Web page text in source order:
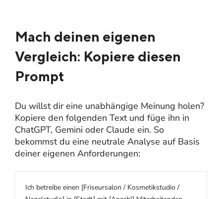
Mach deinen eigenen
Vergleich: Kopiere diesen
Prompt
Du willst dir eine unabhängige Meinung holen?
Kopiere den folgenden Text und füge ihn in
ChatGPT, Gemini oder Claude ein. So
bekommst du eine neutrale Analyse auf Basis
deiner eigenen Anforderungen:
Ich betreibe einen [Friseursalon / Kosmetikstudio /